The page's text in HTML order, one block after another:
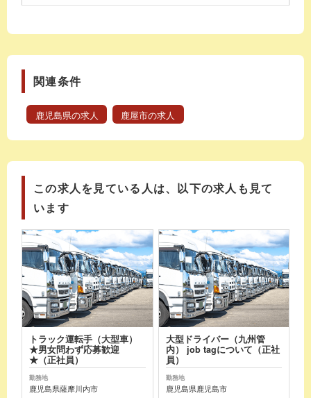
関連条件
鹿児島県の求人 鹿屋市の求人
この求人を見ている人は、以下の求人も見て
います
トラック運転手（大型車）
★男女問わず応募歓迎
★（正社員）
勤務地
鹿児島県薩摩川内市
大型ドライバー（九州管
内） job tagについて（正社
員）
勤務地
鹿児島県鹿児島市